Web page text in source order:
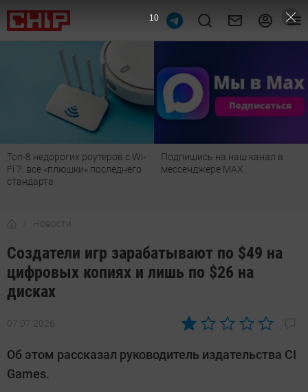
Топ-8 недорогих роутеров с Wi-
Fi 7: все «плюшки» последнего
стандарта
Подпишись на наш канал в
мессенджере МАХ
Новости
Создатели игр зарабатывают по $49 на
цифровых копиях и лишь по $26 на
дисках
07.07.2026
Автор:
Калашников
Об этом рассказал руководитель издательства CI
Games.
9